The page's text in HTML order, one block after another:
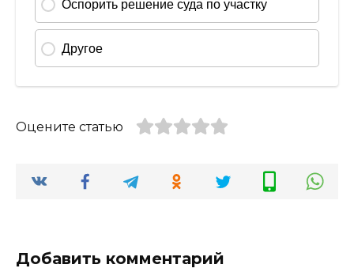
Оцените статью
Добавить комментарий